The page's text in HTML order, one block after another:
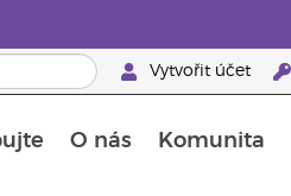
Vytvořit účet
O nás Komunita